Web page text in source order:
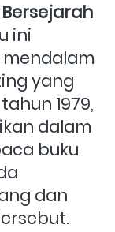
ini
yang
1979,
dalam
buku
dan